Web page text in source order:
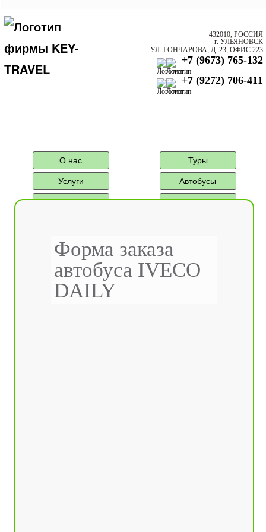
432010, РОССИЯ
г. УЛЬЯНОВСК
УЛ. ГОНЧАРОВА, Д. 23, ОФИС 223
+7 (9673) 765-132
+7 (9272) 706-411
О нас Туры
Услуги Автобусы
Агентам
Контактная
Форма заказа
автобуса IVECO
DAILY